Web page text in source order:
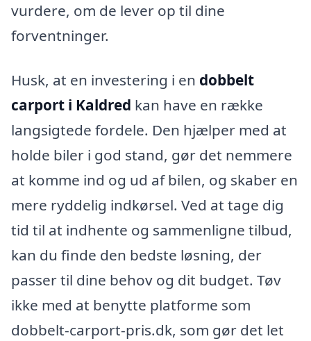
vurdere, om de lever op til dine
forventninger.
Husk, at en investering i en dobbelt
carport i Kaldred kan have en række
langsigtede fordele. Den hjælper med at
holde biler i god stand, gør det nemmere
at komme ind og ud af bilen, og skaber en
mere ryddelig indkørsel. Ved at tage dig
tid til at indhente og sammenligne tilbud,
kan du finde den bedste løsning, der
passer til dine behov og dit budget. Tøv
ikke med at benytte platforme som
dobbelt-carport-pris.dk, som gør det let